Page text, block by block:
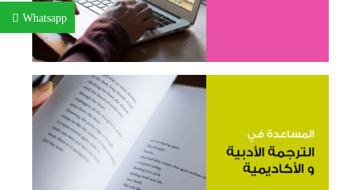
Whatsapp